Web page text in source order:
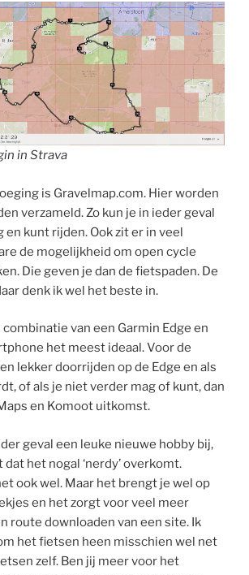
in Strava
is Gravelmap.com. Hier worden
verzameld. Zo kun je in ieder geval
en kunt rijden. Ook zit er in veel
de mogelijkheid om open cycle
Die geven je dan de fietspaden. De
denk ik wel het beste in.
combinatie van een Garmin Edge en
het meest ideaal. Voor de
lekker doorrijden op de Edge en als
of als je niet verder mag of kunt, dan
en Komoot uitkomst.
geval een leuke nieuwe hobby bij,
het nogal ‘nerdy’ overkomt.
ook wel. Maar het brengt je wel op
en het zorgt voor veel meer
route downloaden van een site. Ik
het fietsen heen misschien wel net
zelf. Ben jij meer voor het